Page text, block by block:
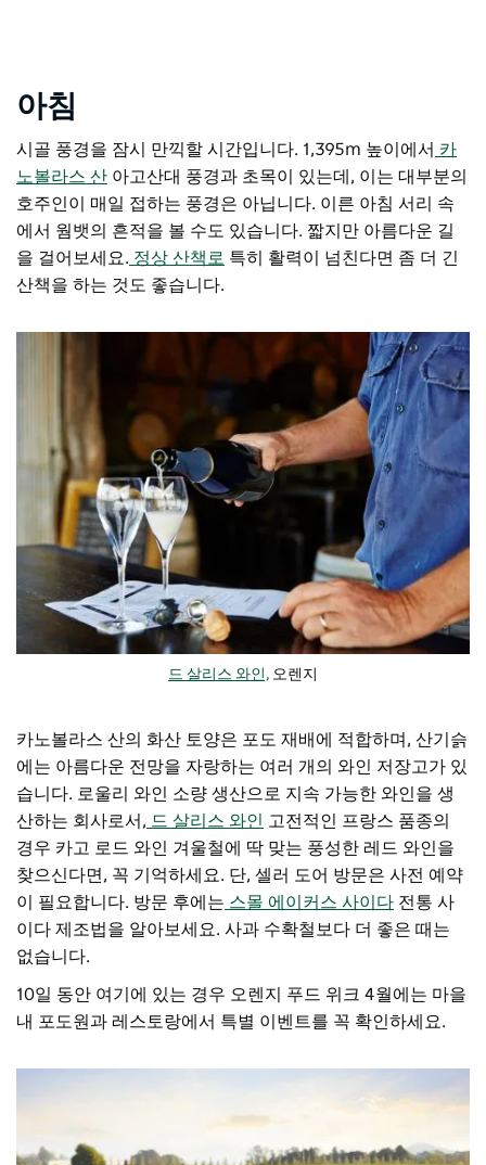
아침
시골 풍경을 잠시 만끽할 시간입니다. 1,395m 높이에서 카
노볼라스 산 아고산대 풍경과 초목이 있는데, 이는 대부분의
호주인이 매일 접하는 풍경은 아닙니다. 이른 아침 서리 속
에서 웜뱃의 흔적을 볼 수도 있습니다. 짧지만 아름다운 길
을 걸어보세요. 정상 산책로 특히 활력이 넘친다면 좀 더 긴
산책을 하는 것도 좋습니다.
드 살리스 와인, 오렌지
카노볼라스 산의 화산 토양은 포도 재배에 적합하며, 산기슭
에는 아름다운 전망을 자랑하는 여러 개의 와인 저장고가 있
습니다. 로울리 와인 소량 생산으로 지속 가능한 와인을 생
산하는 회사로서, 드 살리스 와인 고전적인 프랑스 품종의
경우 카고 로드 와인 겨울철에 딱 맞는 풍성한 레드 와인을
찾으신다면, 꼭 기억하세요. 단, 셀러 도어 방문은 사전 예약
이 필요합니다. 방문 후에는 스몰 에이커스 사이다 전통 사
이다 제조법을 알아보세요. 사과 수확철보다 더 좋은 때는
없습니다.
10일 동안 여기에 있는 경우 오렌지 푸드 위크 4월에는 마을
내 포도원과 레스토랑에서 특별 이벤트를 꼭 확인하세요.